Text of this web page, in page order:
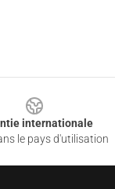
internationale
le pays d'utilisation